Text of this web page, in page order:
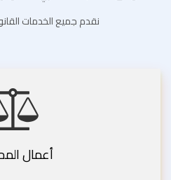
نقدم جميع الخدمات
أعمال